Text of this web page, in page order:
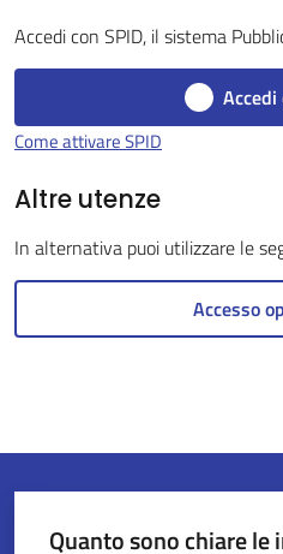
Servizi
on-
line
Tutti
Accedi con SPID, il sistema
Accedi
Come attivare SPID
Altre utenze
In alternativa puoi utilizzare le
Accesso
Quanto sono chiare